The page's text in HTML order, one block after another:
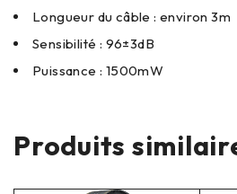
Longueur du câble : environ 3m
Sensibilité : 96±3dB
Puissance : 1500mW
Produits